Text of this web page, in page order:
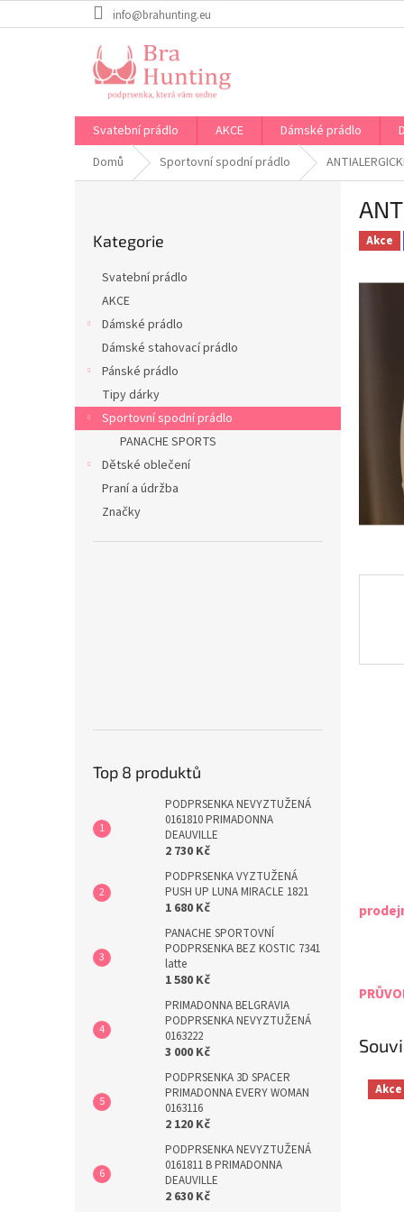
na
info@brahunting.eu
Svatební prádlo AKCE Dámské prádlo
Domů
Sportovní spodní prádlo
n
e
kategorie
Kategorie
Svatební prádlo
AKCE
Dámské prádlo
Dámské stahovací prádlo
Pánské prádlo
Tipy dárky
Sportovní spodní prádlo
PANACHE SPORTS
Dětské oblečení
Praní a údržba
Značky
Top 8 produktů
PODPRSENKA NEVYZTUŽENÁ
0161810 PRIMADONNA
DEAUVILLE
2 730 Kč
PODPRSENKA VYZTUŽENÁ
PUSH UP LUNA MIRACLE 1821
1 680 Kč
PANACHE SPORTOVNÍ
PODPRSENKA BEZ KOSTIC 7341
latte
1 580 Kč
PRIMADONNA BELGRAVIA
PODPRSENKA NEVYZTUŽENÁ
0163222
3 000 Kč
PODPRSENKA 3D SPACER
PRIMADONNA EVERY WOMAN
0163116
2 120 Kč
PODPRSENKA NEVYZTUŽENÁ
0161811 B PRIMADONNA
DEAUVILLE
2 630 Kč
Akce
Akce